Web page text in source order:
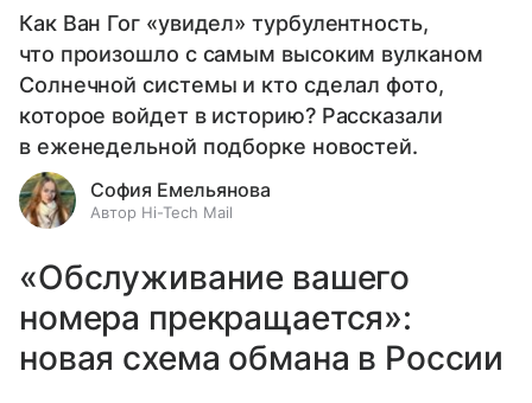
Как Ван Гог «увидел» турбулентность,
что произошло с самым высоким вулканом
Солнечной системы и кто сделал фото,
которое войдет в историю? Рассказали
в еженедельной подборке новостей.
София Емельянова
Автор Hi-Tech Mail
«Обслуживание вашего
номера прекращается»:
новая схема обмана в России